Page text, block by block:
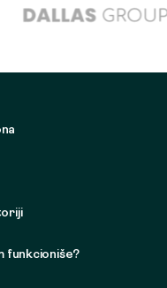
funkcioniše?